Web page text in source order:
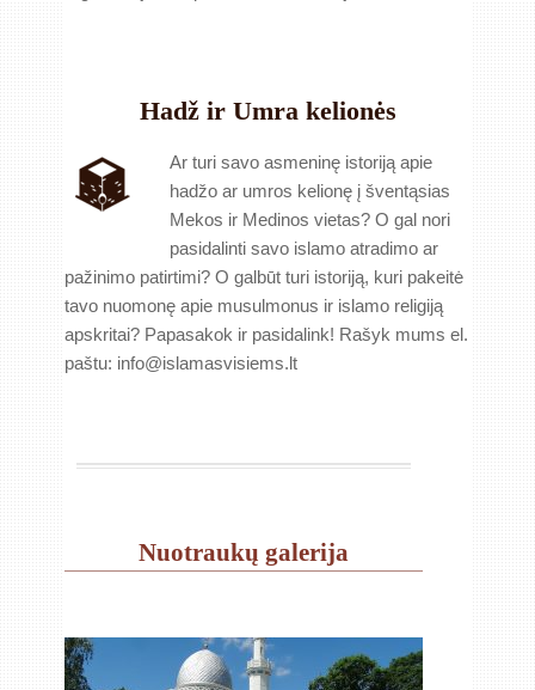
Hadž ir Umra kelionės
Ar turi savo asmeninę istoriją apie
hadžo ar umros kelionę į šventąsias
Mekos ir Medinos vietas? O gal nori
pasidalinti savo islamo atradimo ar
pažinimo patirtimi? O galbūt turi istoriją, kuri pakeitė
tavo nuomonę apie musulmonus ir islamo religiją
apskritai? Papasakok ir pasidalink! Rašyk mums el.
paštu: info@islamasvisiems.lt
Nuotraukų galerija